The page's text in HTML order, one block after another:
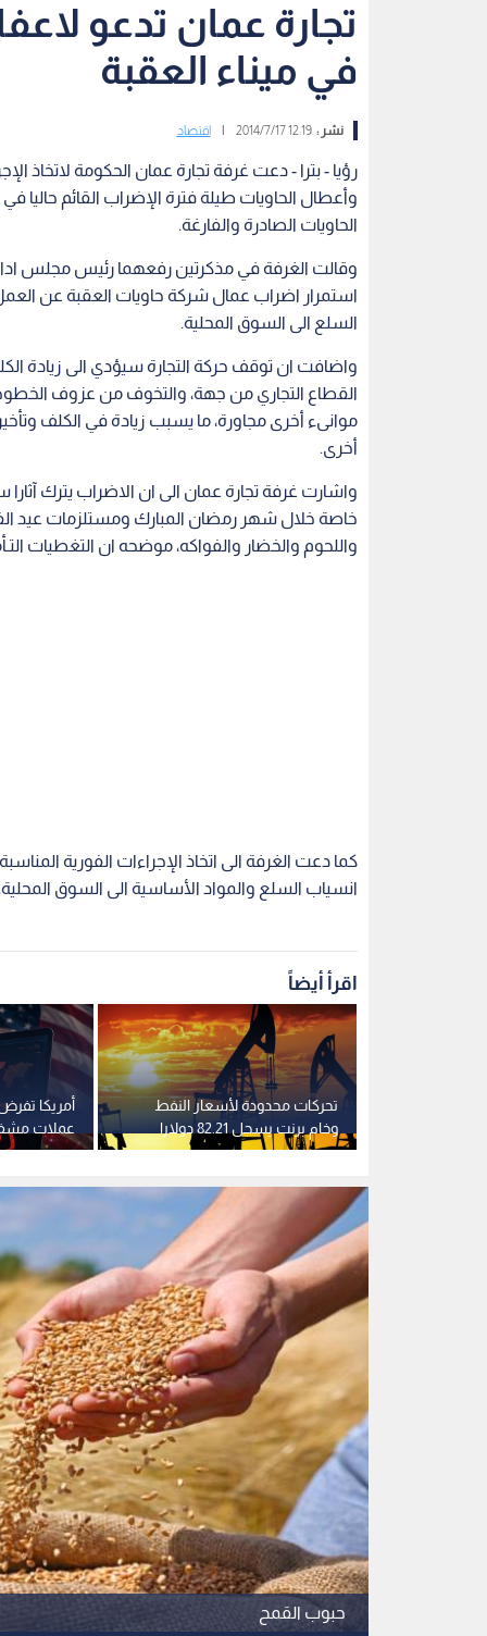
تجارة عمان تدعو
في ميناء العقبة
نشر :12:19 2014/7/17 اقتصاد
رؤيا - بترا - دعت غرفة تجارة عمان الحكومة لاتخاذ
وأعطال الحاويات طيلة فترة الإضراب القائم حاليا
الحاويات الصادرة والفارغة.
وقالت الغرفة في مذكرتين رفعهما رئيس مجلس ادارة
استمرار اضراب عمال شركة حاويات العقبة عن
السلع الى السوق المحلية.
واضافت ان توقف حركة التجارة سيؤدي الى زيادة
القطاع التجاري من جهة، والتخوف من عزوف الخطوط
موانىء أخرى مجاورة، ما يسبب زيادة في الكلف
أخرى.
واشارت غرفة تجارة عمان الى ان الاضراب يترك
خاصة خلال شهر رمضان المبارك ومستلزمات عيد
واللحوم والخضار والفواكه، موضحه ان التغطيات
كما دعت الغرفة الى اتخاذ الإجراءات الفورية
انسياب السلع والمواد الأساسية الى السوق
اقرأ أيضاً
أمريكا
عملات
الحرس
تحركات محدودة لأسعار النفط
وخام برنت يسجل 82.21 دولارا
للبرميل
حبوب القمح